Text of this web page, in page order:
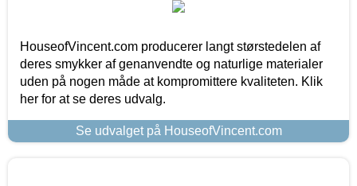
HouseofVincent.com producerer langt størstedelen af
deres smykker af genanvendte og naturlige materialer
uden på nogen måde at kompromittere kvaliteten. Klik
her for at se deres udvalg.
Se udvalget på HouseofVincent.com